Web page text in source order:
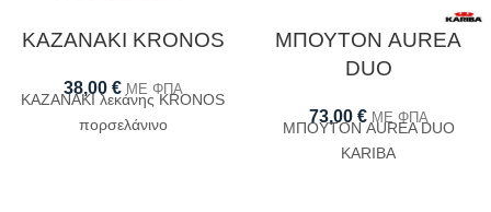
ΚΑΖΑΝΑΚΙ KRONOS
38,00 € ΜΕ ΦΠΑ
ΚΑΖΑΝΑΚΙ λεκάνης KRONOS
πορσελάνινο
ΜΠΟΥΤΟΝ AUREA
DUO
73,00 € ΜΕ ΦΠΑ
ΜΠΟΥΤΟΝ AUREA DUO
KARIBA